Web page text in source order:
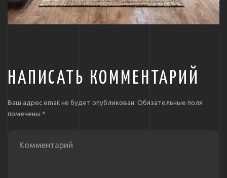
НАПИСАТЬ КОММЕНТАРИЙ
Ваш адрес email не будет опубликован. Обязательные поля
помечены *